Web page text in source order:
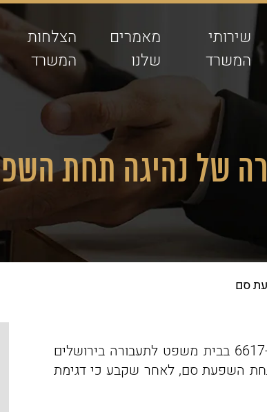
שירותי
המשרד
מאמרים
שלנו
הצלחות
המשרד
של נהיגה תחת
סם
בפסק דין שניתן ביום 27.3.14 בתיק מספר 6617-12-13 בבית משפט לתעבורה בירושלים
השפעת סם, לאחר שקבע כי דגימת